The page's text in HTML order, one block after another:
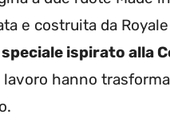
e costruita da
ispirato alla
hanno